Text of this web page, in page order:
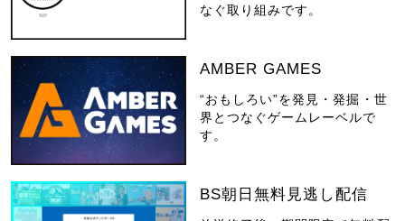
なぐ取り組みです。
AMBER GAMES
“おもしろい”を発見・発掘・世
界とつなぐゲームレーベルで
す。
BS朝日無料見逃し配信